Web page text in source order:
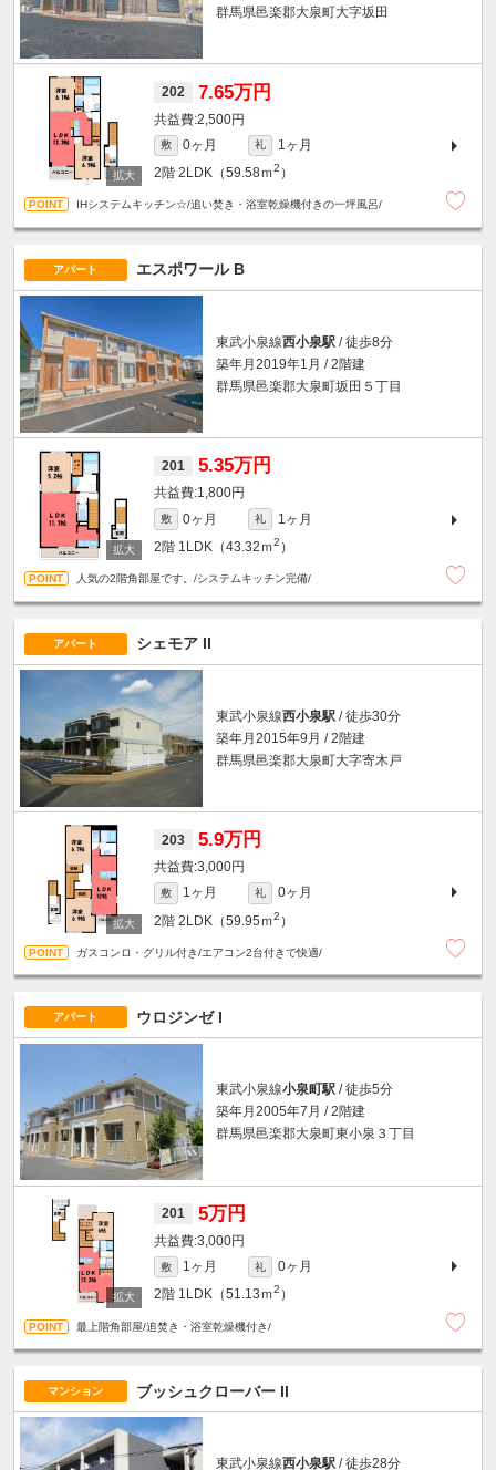
群馬県邑楽郡大泉町大字坂田
202 7.65万円
2,500円
敷 0ヶ月 礼
1ヶ月
2階 2LDK（59.58ｍ2 ）
IHシステムキッチン☆/追い焚き・浴室乾燥機付きの一坪風呂/
アパート エスポワール B
東武小泉線西小泉駅 / 徒歩8分
築年月2019年1月 / 2階建
群馬県邑楽郡大泉町坂田５丁目
201 5.35万円
1,800円
敷 0ヶ月 礼
1ヶ月
2階 1LDK（43.32ｍ2 ）
人気の2階角部屋です。/システムキッチン完備/
アパート シェモア II
東武小泉線西小泉駅 / 徒歩30分
築年月2015年9月 / 2階建
群馬県邑楽郡大泉町大字寄木戸
203 5.9万円
3,000円
敷 1ヶ月 礼
0ヶ月
2階 2LDK（59.95ｍ2 ）
ガスコンロ・グリル付き/エアコン2台付きで快適/
アパート ウロジンゼ I
東武小泉線小泉町駅 / 徒歩5分
築年月2005年7月 / 2階建
群馬県邑楽郡大泉町東小泉３丁目
201 5万円
3,000円
敷 1ヶ月 礼
0ヶ月
2階 1LDK（51.13ｍ2 ）
最上階角部屋/追焚き・浴室乾燥機付き/
マンション ブッシュクローバー II
東武小泉線西小泉駅 / 徒歩28分